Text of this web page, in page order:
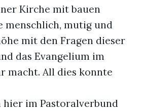
Kirche mit bauen
menschlich, mutig und
mit den Fragen dieser
das Evangelium im
macht. All dies konnte
hier im Pastoralverbund